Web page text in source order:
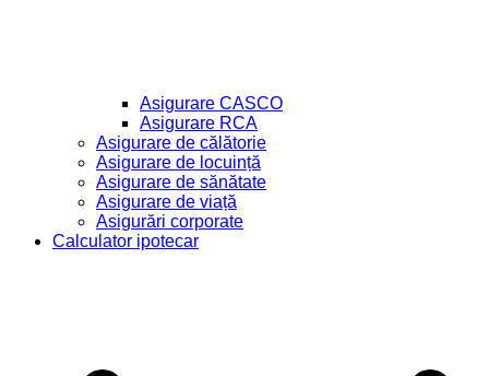
Asigurare CASCO
Asigurare RCA
Asigurare de călătorie
Asigurare de locuință
Asigurare de sănătate
Asigurare de viață
Asigurări corporate
Calculator ipotecar